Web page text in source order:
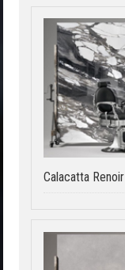
Calacatta Renoir